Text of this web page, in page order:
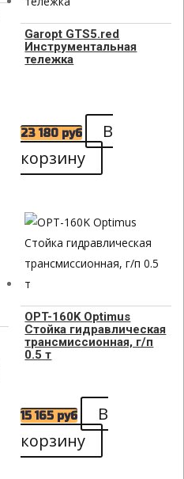
Garopt GTS5.red
Инструментальная
тележка
23 180 руб
В
корзину
OPT-160K Optimus
Стойка гидравлическая
трансмиссионная, г/п
0.5 т
15 165 руб
В
корзину